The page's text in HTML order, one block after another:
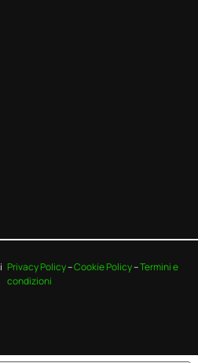
Privacy Policy–Cookie Policy–Termini e
condizioni